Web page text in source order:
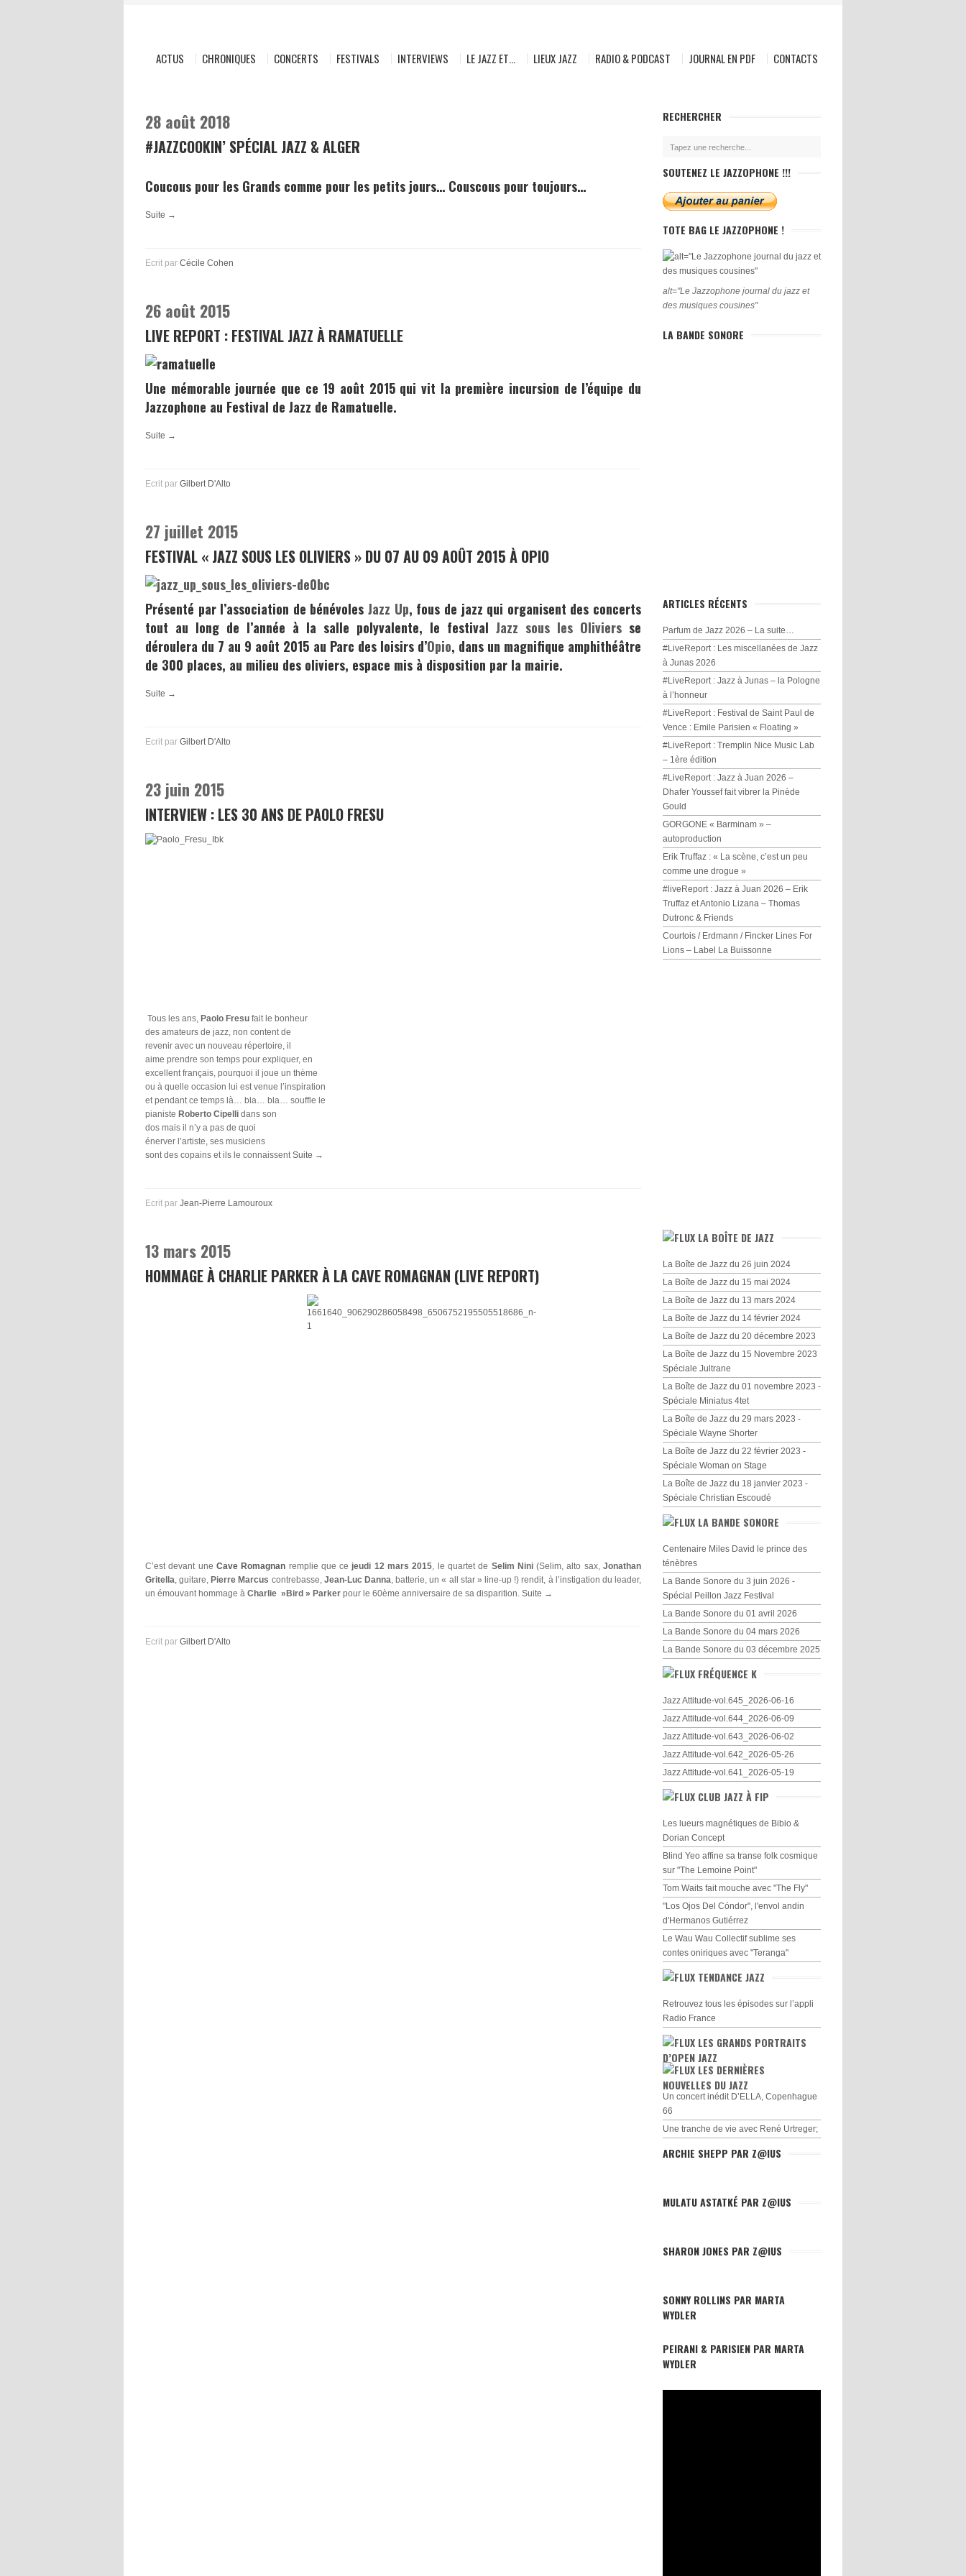
ACTUS CHRONIQUES CONCERTS FESTIVALS INTERVIEWS LE JAZZ ET… LIEUX JAZZ RADIO & PODCAST JOURNAL EN PDF CONTACTS
28 août 2018
#JAZZCOOKIN’ SPÉCIAL JAZZ & ALGER
Coucous pour les Grands comme pour les petits jours… Couscous pour toujours…
Suite →
Ecrit par Cécile Cohen
26 août 2015
LIVE REPORT : FESTIVAL JAZZ À RAMATUELLE
Une mémorable journée que ce 19 août 2015 qui vit la première incursion de l’équipe du
Jazzophone au Festival de Jazz de Ramatuelle.
Suite →
Ecrit par Gilbert D'Alto
27 juillet 2015
FESTIVAL « JAZZ SOUS LES OLIVIERS » DU 07 AU 09 AOÛT 2015 À OPIO
Présenté par l’association de bénévolesJazz Up, fous de jazz qui organisent des concerts
tout au long de l’année à la salle polyvalente, le festival Jazz sous les Oliviers se
déroulera du 7 au 9 août 2015 au Parc des loisirs d’Opio, dans un magnifique amphithéâtre
de 300 places, au milieu des oliviers, espace mis à disposition par la mairie.
Suite →
Ecrit par Gilbert D'Alto
23 juin 2015
INTERVIEW : LES 30 ANS DE PAOLO FRESU
Tous les ans, Paolo Fresu fait le bonheur
des amateurs de jazz, non content de
revenir avec un nouveau répertoire, il
aime prendre son temps pour expliquer, en
excellent français, pourquoi il joue un thème
ou à quelle occasion lui est venue l’inspiration
et pendant ce temps là… bla… bla… souffle le
pianiste Roberto Cipelli dans son
dos mais il n’y a pas de quoi
énerver l’artiste, ses musiciens
sont des copains et ils le connaissentSuite →
Ecrit par Jean-Pierre Lamouroux
13 mars 2015
HOMMAGE À CHARLIE PARKER À LA CAVE ROMAGNAN (LIVE REPORT)
C’est devant une Cave Romagnan remplie que ce jeudi 12 mars 2015, le quartet de Selim Nini(Selim, alto sax,Jonathan
Gritella, guitare, Pierre Marcus contrebasse, Jean-Luc Danna, batterie, un « all star » line-up !) rendit, à l’instigation du leader,
un émouvant hommage à Charlie »Bird » Parker pour le 60ème anniversaire de sa disparition. Suite →
Ecrit par Gilbert D'Alto
RECHERCHER
SOUTENEZ LE JAZZOPHONE !!!
TOTE BAG LE JAZZOPHONE !
alt="Le Jazzophone journal du jazz et
des musiques cousines"
LA BANDE SONORE
ARTICLES RÉCENTS
Parfum de Jazz 2026 – La suite…
#LiveReport : Les miscellanées de Jazz
à Junas 2026
#LiveReport : Jazz à Junas – la Pologne
à l’honneur
#LiveReport : Festival de Saint Paul de
Vence : Emile Parisien « Floating »
#LiveReport : Tremplin Nice Music Lab
– 1ère édition
#LiveReport : Jazz à Juan 2026 –
Dhafer Youssef fait vibrer la Pinède
Gould
GORGONE « Barminam » –
autoproduction
Erik Truffaz : « La scène, c’est un peu
comme une drogue »
#liveReport : Jazz à Juan 2026 – Erik
Truffaz et Antonio Lizana – Thomas
Dutronc & Friends
Courtois / Erdmann / Fincker Lines For
Lions – Label La Buissonne
LA BOÎTE DE JAZZ
La Boîte de Jazz du 26 juin 2024
La Boîte de Jazz du 15 mai 2024
La Boîte de Jazz du 13 mars 2024
La Boîte de Jazz du 14 février 2024
La Boîte de Jazz du 20 décembre 2023
La Boîte de Jazz du 15 Novembre 2023
Spéciale Jultrane
La Boîte de Jazz du 01 novembre 2023 -
Spéciale Miniatus 4tet
La Boîte de Jazz du 29 mars 2023 -
Spéciale Wayne Shorter
La Boîte de Jazz du 22 février 2023 -
Spéciale Woman on Stage
La Boîte de Jazz du 18 janvier 2023 -
Spéciale Christian Escoudé
LA BANDE SONORE
Centenaire Miles David le prince des
ténèbres
La Bande Sonore du 3 juin 2026 -
Spécial Peillon Jazz Festival
La Bande Sonore du 01 avril 2026
La Bande Sonore du 04 mars 2026
La Bande Sonore du 03 décembre 2025
FRÉQUENCE K
Jazz Attitude-vol.645_2026-06-16
Jazz Attitude-vol.644_2026-06-09
Jazz Attitude-vol.643_2026-06-02
Jazz Attitude-vol.642_2026-05-26
Jazz Attitude-vol.641_2026-05-19
CLUB JAZZ À FIP
Les lueurs magnétiques de Bibio &
Dorian Concept
Blind Yeo affine sa transe folk cosmique
sur "The Lemoine Point"
Tom Waits fait mouche avec "The Fly"
"Los Ojos Del Cóndor", l'envol andin
d'Hermanos Gutiérrez
Le Wau Wau Collectif sublime ses
contes oniriques avec "Teranga"
TENDANCE JAZZ
Retrouvez tous les épisodes sur l’appli
Radio France
LES GRANDS PORTRAITS
D’OPEN JAZZ
LES DERNIÈRES
NOUVELLES DU JAZZ
Un concert inédit D’ELLA, Copenhague
66
Une tranche de vie avec René Urtreger;
ARCHIE SHEPP PAR Z@IUS
MULATU ASTATKÉ PAR Z@IUS
SHARON JONES PAR Z@IUS
SONNY ROLLINS PAR MARTA
WYDLER
PEIRANI & PARISIEN PAR MARTA
WYDLER